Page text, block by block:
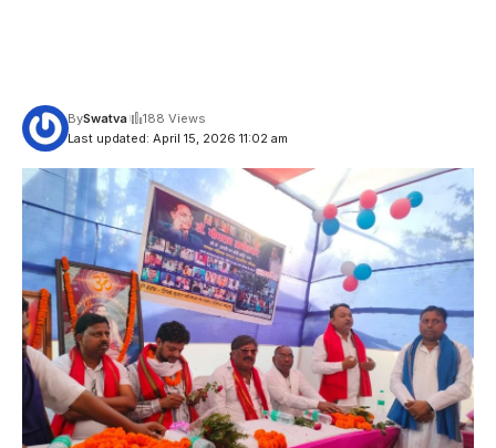
Last updated: April 15, 2026 11:02 am
BySwatva 188 Views